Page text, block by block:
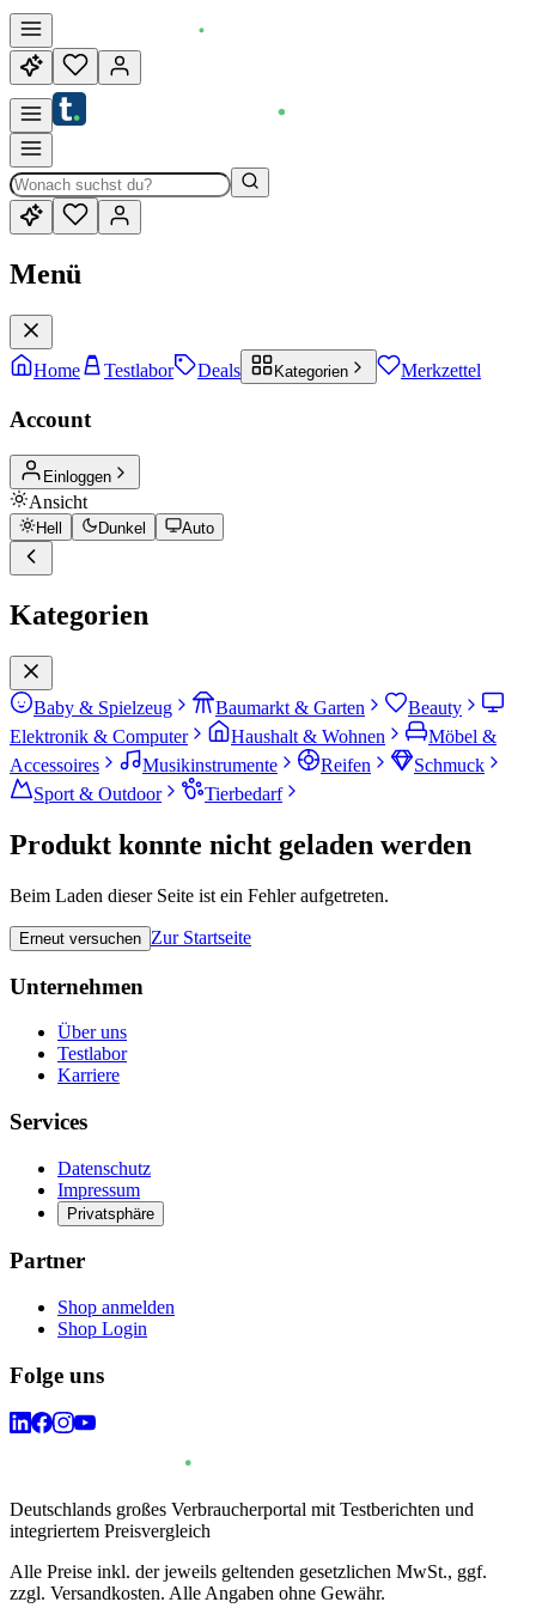
Menü
Home Testlabor Deals Kategorien Merkzettel
Account
Einloggen
Ansicht
Hell Dunkel Auto
Kategorien
Baby & Spielzeug Baumarkt & Garten
Beauty
Elektronik & Computer
Haushalt & Wohnen
Möbel &
Accessoires
Musikinstrumente Reifen
Schmuck
Sport & Outdoor
Tierbedarf
Produkt konnte nicht geladen werden
Beim Laden dieser Seite ist ein Fehler aufgetreten.
Erneut versuchen Zur Startseite
Unternehmen
Über uns
Testlabor
Karriere
Services
Datenschutz
Impressum
Privatsphäre
Partner
Shop anmelden
Shop Login
Folge uns
Deutschlands großes Verbraucherportal mit Testberichten und
integriertem Preisvergleich
Alle Preise inkl. der jeweils geltenden gesetzlichen MwSt., ggf.
zzgl. Versandkosten. Alle Angaben ohne Gewähr.